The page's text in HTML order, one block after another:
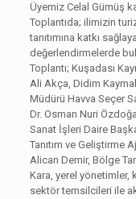
Üyemiz Celal Gümüş
Toplantıda; ilimizin
tanıtımına katkı
değerlendirmelerde
Toplantı; Kuşadası
Ali Akça, Didim
Müdürü Havva Seçer
Dr. Osman Nuri
Sanat İşleri Daire
Tanıtım ve Geliştirme
Alican Demir, Bölge
Kara, yerel yönetimler,
sektör temsilcileri ile